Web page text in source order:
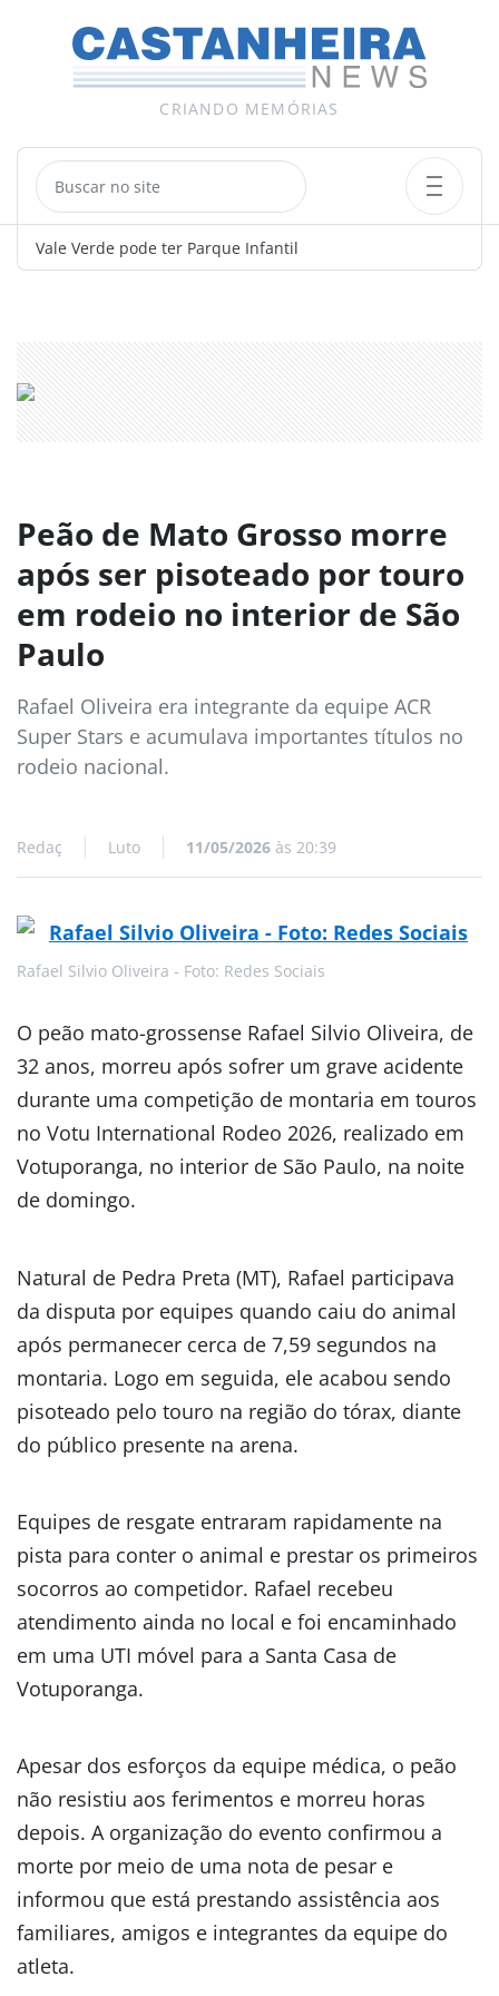
CRIANDO MEMÓRIAS
Vale Verde pode ter Parque Infantil
segundo
Peão de Mato Grosso morre
após ser pisoteado por touro
em rodeio no interior de São
Paulo
Rafael Oliveira era integrante da equipe ACR
Super Stars e acumulava importantes títulos no
rodeio nacional.
Redaç Luto 11/05/2026 às 20:39
Rafael Silvio Oliveira - Foto: Redes Sociais
O peão mato-grossense Rafael Silvio Oliveira, de
32 anos, morreu após sofrer um grave acidente
durante uma competição de montaria em touros
no Votu International Rodeo 2026, realizado em
Votuporanga, no interior de São Paulo, na noite
de domingo.
Natural de Pedra Preta (MT), Rafael participava
da disputa por equipes quando caiu do animal
após permanecer cerca de 7,59 segundos na
montaria. Logo em seguida, ele acabou sendo
pisoteado pelo touro na região do tórax, diante
do público presente na arena.
Equipes de resgate entraram rapidamente na
pista para conter o animal e prestar os primeiros
socorros ao competidor. Rafael recebeu
atendimento ainda no local e foi encaminhado
em uma UTI móvel para a Santa Casa de
Votuporanga.
Apesar dos esforços da equipe médica, o peão
não resistiu aos ferimentos e morreu horas
depois. A organização do evento confirmou a
morte por meio de uma nota de pesar e
informou que está prestando assistência aos
familiares, amigos e integrantes da equipe do
atleta.